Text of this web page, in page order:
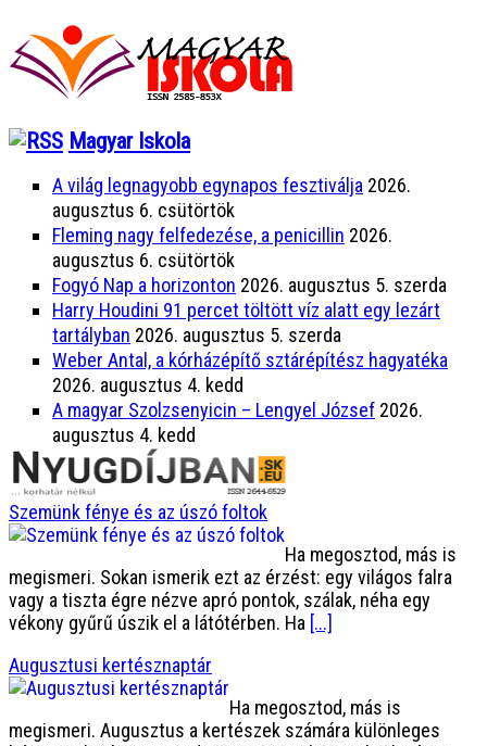
Magyar Iskola
A világ legnagyobb egynapos fesztiválja 2026.
augusztus 6. csütörtök
Fleming nagy felfedezése, a penicillin 2026.
augusztus 6. csütörtök
Fogyó Nap a horizonton 2026. augusztus 5. szerda
Harry Houdini 91 percet töltött víz alatt egy lezárt
tartályban 2026. augusztus 5. szerda
Weber Antal, a kórházépítő sztárépítész hagyatéka
2026. augusztus 4. kedd
A magyar Szolzsenyicin – Lengyel József 2026.
augusztus 4. kedd
Szemünk fénye és az úszó foltok
Ha megosztod, más is
megismeri. Sokan ismerik ezt az érzést: egy világos falra
vagy a tiszta égre nézve apró pontok, szálak, néha egy
vékony gyűrű úszik el a látótérben. Ha [...]
Augusztusi kertésznaptár
Ha megosztod, más is
megismeri. Augusztus a kertészek számára különleges